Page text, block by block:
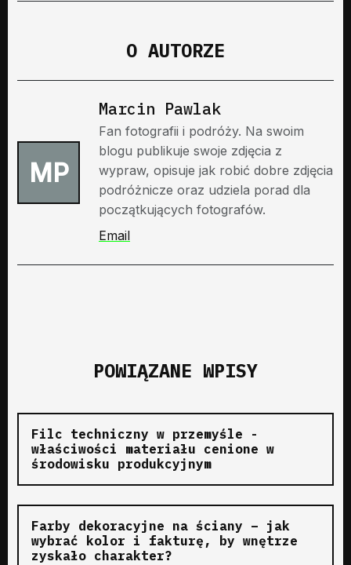
O AUTORZE
MP
Marcin Pawlak
Fan fotografii i podróży. Na swoim
blogu publikuje swoje zdjęcia z
wypraw, opisuje jak robić dobre zdjęcia
podróżnicze oraz udziela porad dla
początkujących fotografów.
Email
POWIĄZANE WPISY
Filc techniczny w przemyśle -
właściwości materiału cenione w
środowisku produkcyjnym
Farby dekoracyjne na ściany – jak
wybrać kolor i fakturę, by wnętrze
zyskało charakter?